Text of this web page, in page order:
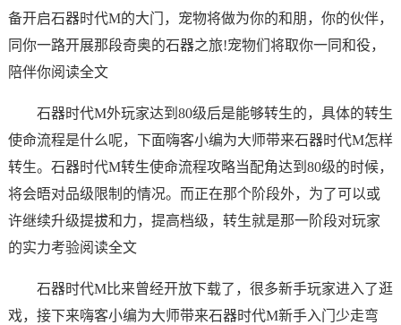
备开启石器时代M的大门，宠物将做为你的和朋，你的伙伴，
同你一路开展那段奇奥的石器之旅!宠物们将取你一同和役，
陪伴你阅读全文
石器时代M外玩家达到80级后是能够转生的，具体的转生
使命流程是什么呢，下面嗨客小编为大师带来石器时代M怎样
转生。石器时代M转生使命流程攻略当配角达到80级的时候，
将会晤对品级限制的情况。而正在那个阶段外，为了可以或
许继续升级提拔和力，提高档级，转生就是那一阶段对玩家
的实力考验阅读全文
石器时代M比来曾经开放下载了，很多新手玩家进入了逛
戏，接下来嗨客小编为大师带来石器时代M新手入门少走弯